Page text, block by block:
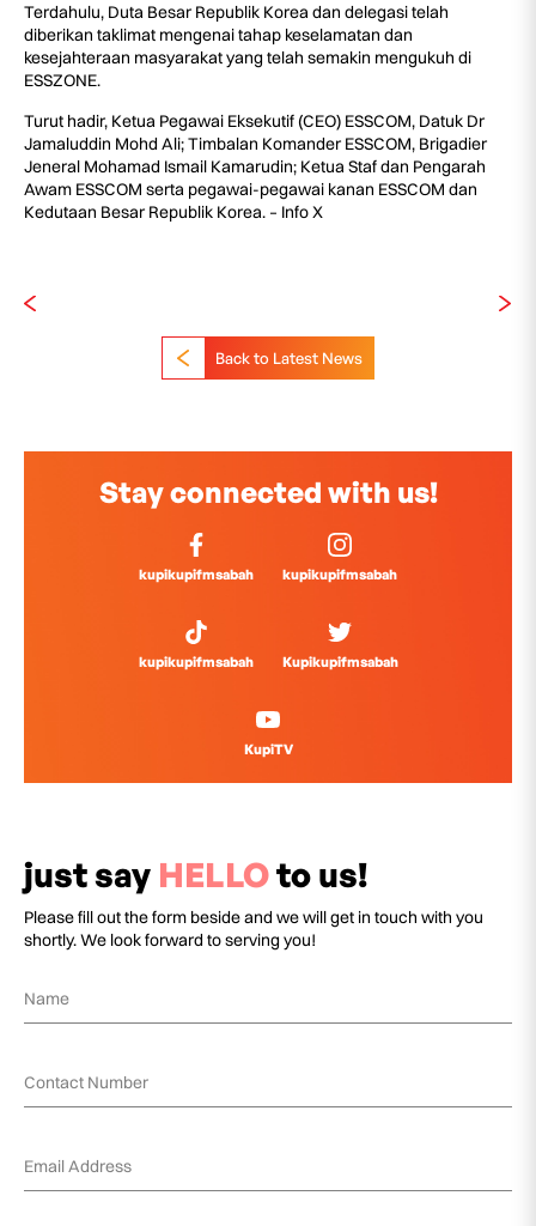
Terdahulu, Duta Besar Republik Korea dan delegasi telah
diberikan taklimat mengenai tahap keselamatan dan
kesejahteraan masyarakat yang telah semakin mengukuh di
ESSZONE.
Turut hadir, Ketua Pegawai Eksekutif (CEO) ESSCOM, Datuk Dr
Jamaluddin Mohd Ali; Timbalan Komander ESSCOM, Brigadier
Jeneral Mohamad Ismail Kamarudin; Ketua Staf dan Pengarah
Awam ESSCOM serta pegawai-pegawai kanan ESSCOM dan
Kedutaan Besar Republik Korea. – Info X
Back to Latest News
Stay connected with us!
kupikupifmsabah kupikupifmsabah
kupikupifmsabah Kupikupifmsabah
KupiTV
just say HELLOto us!
Please fill out the form beside and we will get in touch with you
shortly. We look forward to serving you!